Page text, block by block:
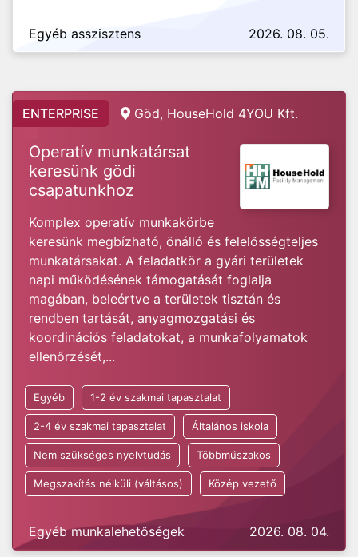
Egyéb asszisztens 2026. 08. 05.
ENTERPRISE Göd, HouseHold 4YOU Kft.
Operatív munkatársat
keresünk gödi
csapatunkhoz
Komplex operatív munkakörbe
keresünk megbízható, önálló és felelősségteljes
munkatársakat. A feladatkör a gyári területek
napi működésének támogatását foglalja
magában, beleértve a területek tisztán és
rendben tartását, anyagmozgatási és
koordinációs feladatokat, a munkafolyamatok
ellenőrzését,...
Egyéb 1-2 év szakmai tapasztalat
2-4 év szakmai tapasztalat Általános iskola
Nem szükséges nyelvtudás Többműszakos
Megszakítás nélküli (váltásos) Közép vezető
Egyéb munkalehetőségek 2026. 08. 04.